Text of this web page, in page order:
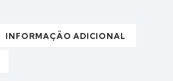
INFORMAÇÃO ADICIONAL